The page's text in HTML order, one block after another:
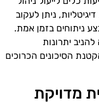
ניתן לעקוב
ניתוחים בזמן אמת.
יתרונות
הסיכונים הכרוכים
מדויקת